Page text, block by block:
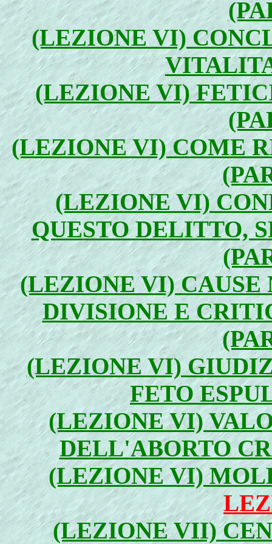
(LEZIONE VI)
(LEZIONE VI)
(LEZIONE VI) COME
(LEZIONE VI)
QUESTO DELITTO,
(LEZIONE VI)
DIVISIONE E
(LEZIONE VI)
FETO
(LEZIONE VI)
DELL'ABORTO
(LEZIONE VI)
(LEZIONE VII)